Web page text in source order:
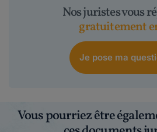
Nos juristes vous
gratuitement
Je pose ma
Vous pourriez être